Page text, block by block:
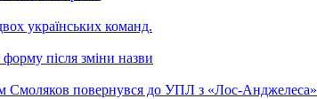
українських команд.
після зміни назви
Смоляков повернувся до УПЛ з «Лос-Анджелеса»